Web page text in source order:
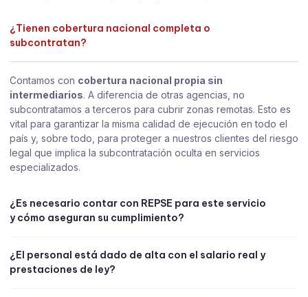
¿Tienen cobertura nacional completa o
subcontratan?
Contamos con cobertura nacional propia sin
intermediarios. A diferencia de otras agencias, no
subcontratamos a terceros para cubrir zonas remotas. Esto es
vital para garantizar la misma calidad de ejecución en todo el
país y, sobre todo, para proteger a nuestros clientes del riesgo
legal que implica la subcontratación oculta en servicios
especializados.
¿Es necesario contar con REPSE para este servicio
y cómo aseguran su cumplimiento?
¿El personal está dado de alta con el salario real y
prestaciones de ley?